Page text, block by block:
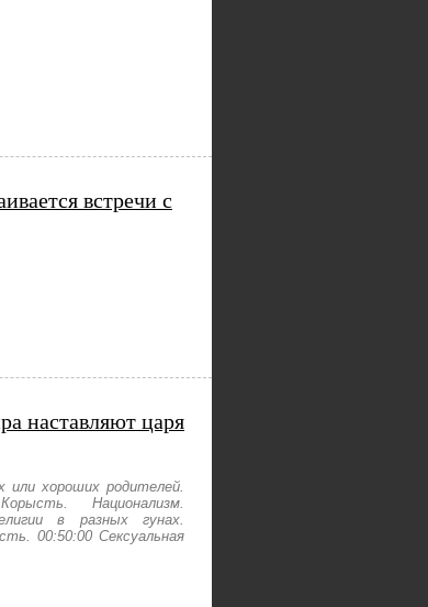
встречи с
наставляют царя
хороших родителей.
Национализм.
в разных гунах.
00:50:00 Сексуальная